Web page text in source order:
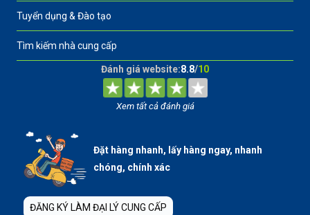
Tuyển dụng & Đào tạo
Tìm kiếm nhà cung cấp
Đánh giá website:8.8/10
Xem tất cả đánh giá
Đặt hàng nhanh, lấy hàng ngay, nhanh
chóng, chính xác
ĐĂNG KÝ LÀM ĐẠI LÝ CUNG CẤP